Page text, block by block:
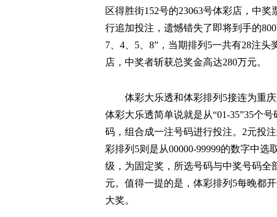
区得胜街152号的23063号体彩店，中
行追加投注，遗憾错失了即将到手的
7、4、5、8”，当期排列5一共有28注
店，中奖者斩获总奖金高达280万元。
体彩大乐透和体彩排列5接连为重
体彩大乐透简单说就是从“01-35”35个
码，组合成一注号码进行投注。2元投
彩排列5则是从00000-99999的数字中
级，为固定奖，所选号码与中奖号码全
元。值得一提的是，体彩排列5每晚都
大奖。